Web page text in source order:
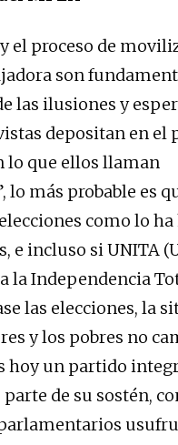
el proceso de
son
las ilusiones y
depositan en el
lo que ellos llaman
lo más probable es
como lo
e incluso si UNITA
la Independencia
las elecciones, la
y los pobres no
hoy un partido
de su sostén,